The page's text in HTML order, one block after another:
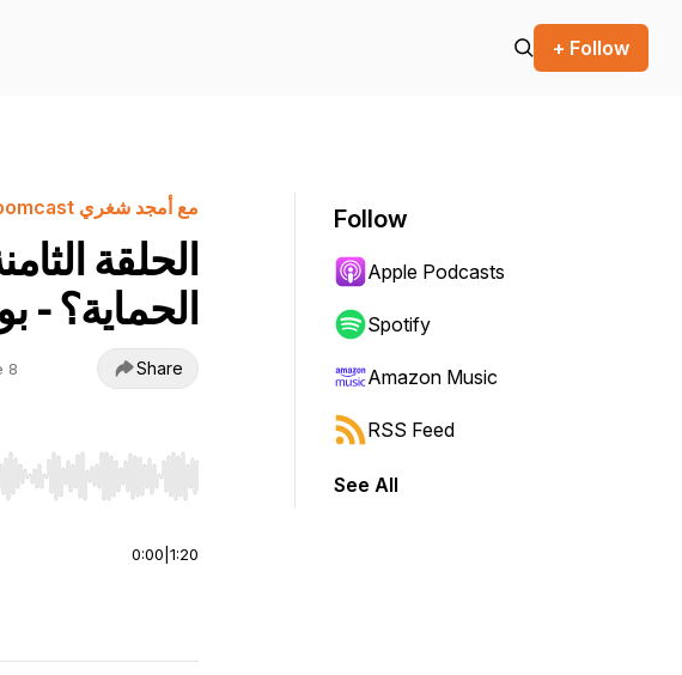
+ Follow
مع أمجد شغري Boomcast
الحلقة
الحماية؟ -
8 Share
jump to start or end. Hold shift to jump forward or backward.
0:00 1:20
Follow
Apple Podcasts
Spotify
Amazon Music
RSS Feed
See All